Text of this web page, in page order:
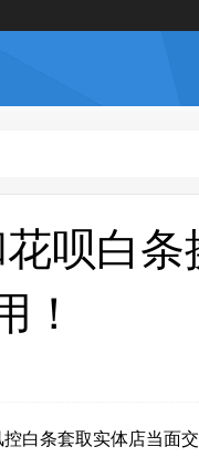
呗白条
！
白条套取实体店当面